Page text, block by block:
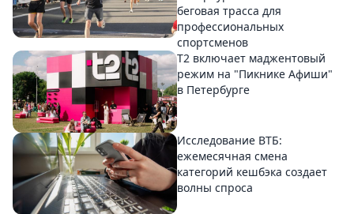
беговая трасса для
профессиональных
спортсменов
Т2 включает маджентовый
режим на "Пикнике Афиши"
в Петербурге
Исследование ВТБ:
ежемесячная смена
категорий кешбэка создает
волны спроса